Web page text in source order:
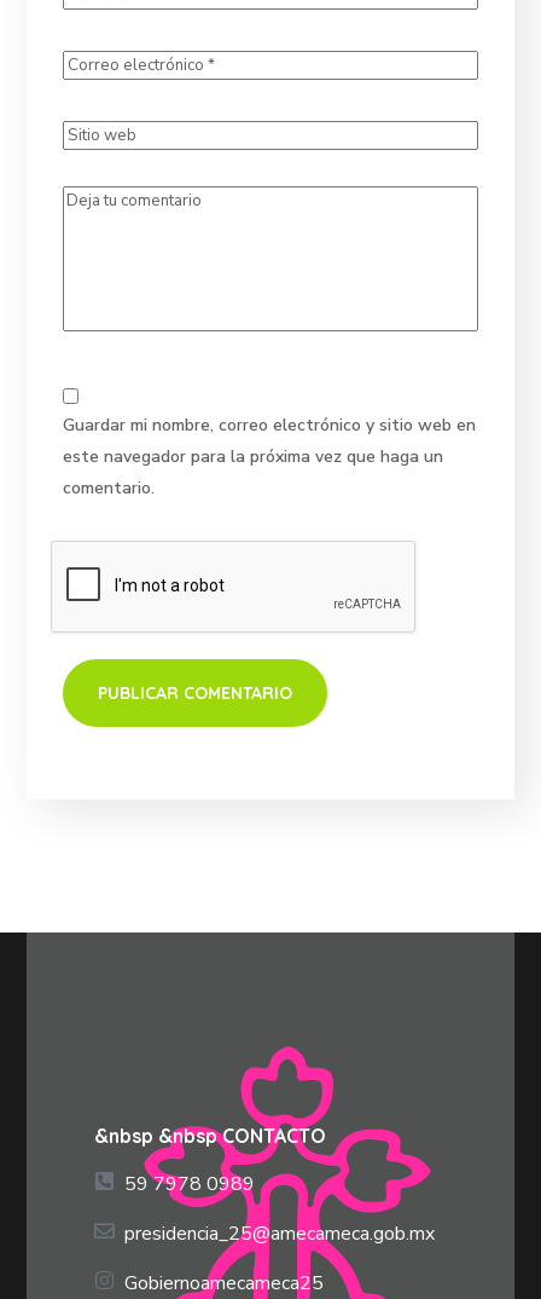
Guardar mi nombre, correo electrónico y sitio web en
este navegador para la próxima vez que haga un
comentario.
&nbsp &nbsp CONTACTO
59 7978 0989
presidencia_25@amecameca.gob.mx
Gobiernoamecameca25